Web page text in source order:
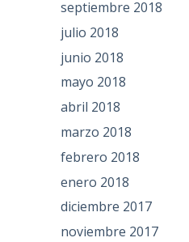
septiembre 2018
julio 2018
junio 2018
mayo 2018
abril 2018
marzo 2018
febrero 2018
enero 2018
diciembre 2017
noviembre 2017